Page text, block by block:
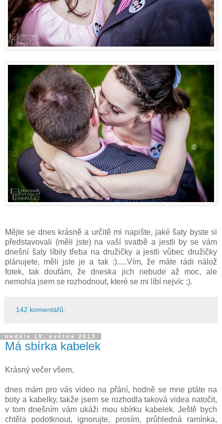
Mějte se dnes krásně a určitě mi napište, jaké šaty byste si
představovali (měli jste) na vaší svatbě a jestli by se vám
dnešní šaty líbily třeba na družičky a jestli vůbec družičky
plánujete, měli jste je a tak :).....Vím, že máte rádi nálož
fotek, tak doufám, že dneska jich nebude až moc, ale
nemohla jsem se rozhodnout, které se mi líbí nejvíc ;).
142 komentářů:
neděle 19. května 2013
Má sbírka kabelek
Krásný večer všem,
dnes mám pro vás video na přání, hodně se mne ptáte na
boty a kabelky, takže jsem se rozhodla taková videa natočit,
v tom dnešním vám ukáži mou sbírku kabelek. Ještě bych
chtěla podotknout, ignorujte, prosím, průhledná ramínka,